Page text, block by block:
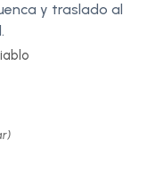
y traslado al